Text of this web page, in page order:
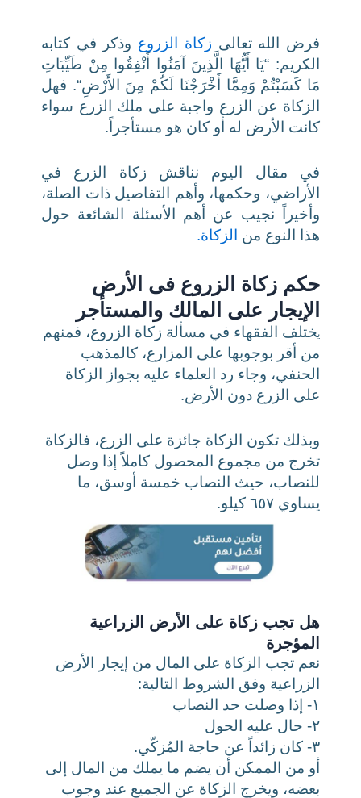
فرض الله تعالى زكاة الزروع وذكر في كتابه
الكريم: “يَا أَيُّهَا الَّذِينَ آمَنُوا أَنْفِقُوا مِنْ طَيِّبَاتِ
مَا كَسَبْتُمْ وَمِمَّا أَخْرَجْنَا لَكُمْ مِنَ الأَرْضِ“. فهل
الزكاة عن الزرع واجبة على ملك الزرع سواء
كانت الأرض له أو كان هو مستأجراً.
في مقال اليوم نناقش زكاة الزرع في
الأراضي، وحكمها، وأهم التفاصيل ذات الصلة،
وأخيراً نجيب عن أهم الأسئلة الشائعة حول
هذا النوع من الزكاة.
حكم زكاة الزروع فى الأرض
الإيجار على المالك والمستأجر
يختلف الفقهاء في مسألة زكاة الزروع، فمنهم
من أقر بوجوبها على المزارع، كالمذهب
الحنفي، وجاء رد العلماء عليه بجواز الزكاة
على الزرع دون الأرض.
وبذلك تكون الزكاة جائزة على الزرع، فالزكاة
تخرج من مجموع المحصول كاملاً إذا وصل
للنصاب، حيث النصاب خمسة أوسق، ما
يساوي ٦٥٧ كيلو.
هل تجب زكاة على الأرض الزراعية
المؤجرة
نعم تجب الزكاة على المال من إيجار الأرض
الزراعية وفق الشروط التالية:
١- إذا وصلت حد النصاب
٢- حال عليه الحول
٣- كان زائداً عن حاجة المُزكّي.
أو من الممكن أن يضم ما يملك من المال إلى
بعضه، ويخرج الزكاة عن الجميع عند وجوب